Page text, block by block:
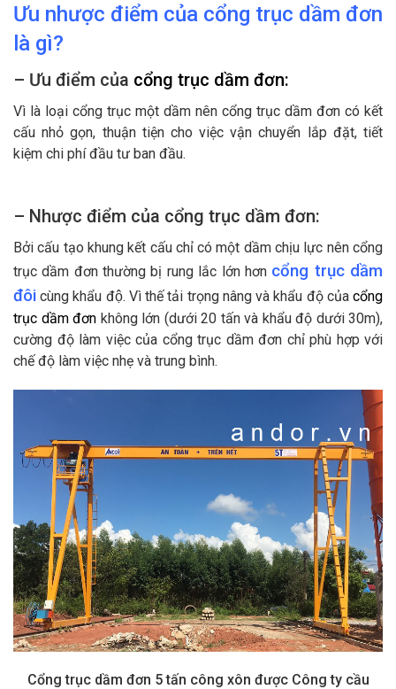
Ưu nhược điểm của cổng trục dầm đơn
là gì?
– Ưu điểm của cổng trục dầm đơn:
Vì là loại cổng trục một dầm nên cổng trục dầm đơn có kết
cấu nhỏ gọn, thuận tiện cho việc vận chuyển lắp đặt, tiết
kiệm chi phí đầu tư ban đầu.
– Nhược điểm của cổng trục dầm đơn:
Bởi cấu tạo khung kết cấu chỉ có một dầm chịu lực nên cổng
trục dầm đơn thường bị rung lắc lớn hơn cổng trục dầm
đôi cùng khẩu độ. Vì thế tải trọng nâng và khẩu độ của cổng
trục dầm đơn không lớn (dưới 20 tấn và khẩu độ dưới 30m),
cường độ làm việc của cổng trục dầm đơn chỉ phù hợp với
chế độ làm việc nhẹ và trung bình.
Cổng trục dầm đơn 5 tấn công xôn được Công ty cầu